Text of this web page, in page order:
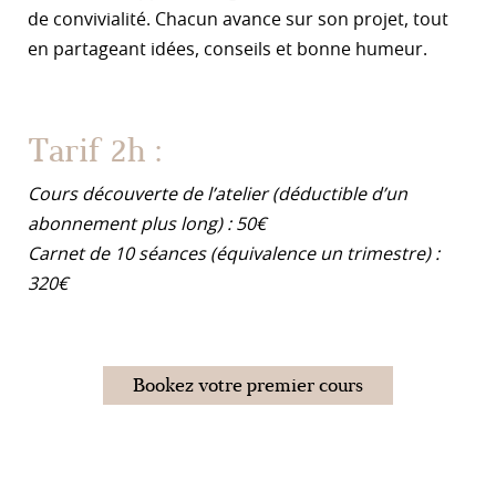
de convivialité. Chacun avance sur son projet, tout
en partageant idées, conseils et bonne humeur.
Tarif 2h :
Cours découverte de l’atelier (déductible d’un
abonnement plus long) : 50€
Carnet de 10 séances (équivalence un trimestre) :
320€
Bookez votre premier cours